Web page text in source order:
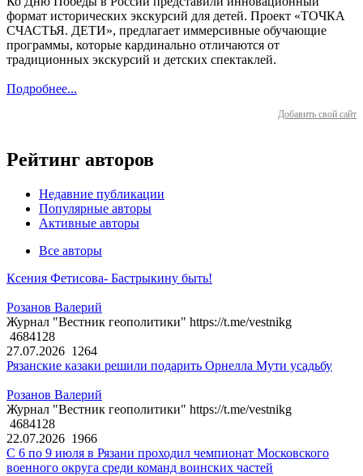
формат исторических экскурсий для детей. Проект «ТОЧКА
СЧАСТЬЯ. ДЕТИ», предлагает иммерсивные обучающие
программы, которые кардинально отличаются от
традиционных экскурсий и детских спектаклей.
Подробнее...
Добавить свой сайт
Рейтинг авторов
Недавние публикации
Популярные авторы
Активные авторы
Все авторы
Ксения Фетисова- Бастрыкину быть!
Розанов Валерий
Журнал "Вестник геополитики" https://t.me/vestnikg
4684128
27.07.2026 1264
Рязанские казаки решили подарить Орнелла Мути усадьбу
Розанов Валерий
Журнал "Вестник геополитики" https://t.me/vestnikg
4684128
22.07.2026 1966
С 6 по 9 июля в Рязани проходил чемпионат Московского
военного округа среди команд воинских частей